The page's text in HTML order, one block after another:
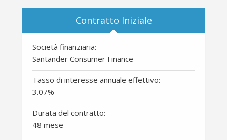
Contratto Iniziale
Società finanziaria:
Santander Consumer Finance
Tasso di interesse annuale effettivo:
3.07%
Durata del contratto:
48 mese